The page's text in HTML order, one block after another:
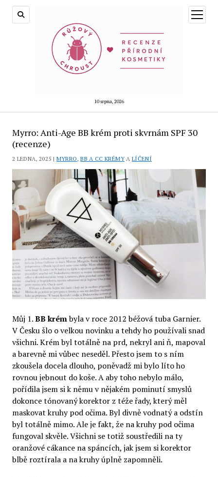
10 srpna, 2026
otevřít
menu
Myrro: Anti-Age BB krém proti skvrnám SPF 30
(recenze)
2 LEDNA, 2025 | MYRRO,BB A CC KRÉMYA LÍČENÍ
Můj 1.BB krémbyla v roce 2012 béžová tuba Garnier.
V Česku šlo o velkou novinku a tehdy ho používali snad
všichni. Krém byl totálně na prd, nekryl ani ň, mapoval
a barevně mi vůbec neseděl. Přesto jsem to s ním
zkoušela docela dlouho, poněvadž mi bylo líto ho
rovnou jebnout do koše. A aby toho nebylo málo,
pořídila jsem si k němu v nějakém pominutí smyslů
dokonce tónovaný korektor z téže řady, který měl
maskovat kruhy pod očima. Byl divně vodnatý a odstín
byl totálně mimo. Ale je fakt, že na kruhy pod očima
fungoval skvěle. Všichni se totiž soustředili na ty
oranžové cákance na spáncích, jak jsem si korektor
blbě roztírala a na kruhy úplně zapomněli.